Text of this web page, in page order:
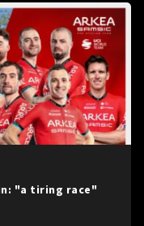
"a tiring race"